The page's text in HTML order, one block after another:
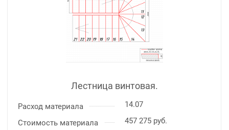
Лестница винтовая.
Расход материала
14.07
Стоимость материала
457 275 руб.